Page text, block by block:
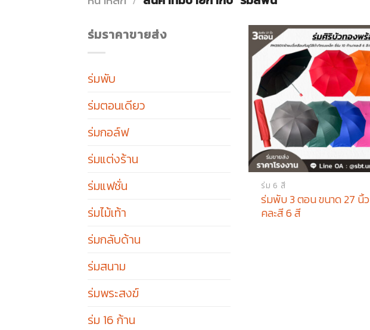
ร่มราคาขายส่ง
ร่มพับ
ร่มตอนเดียว
ร่มกอล์ฟ
ร่มแต่งร้าน
ร่มแฟชั่น
ร่มไม้เท้า
ร่มกลับด้าน
ร่มสนาม
ร่มพระสงฆ์
ร่ม 16 ก้าน
ร่ม 6 สี
ร่มพับ 3 ตอน ขนาด 27 นิ้ว
คละสี 6 สี